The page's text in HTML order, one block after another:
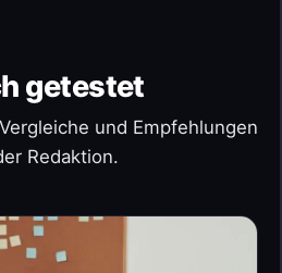
getestet
und Empfehlungen
Redaktion.